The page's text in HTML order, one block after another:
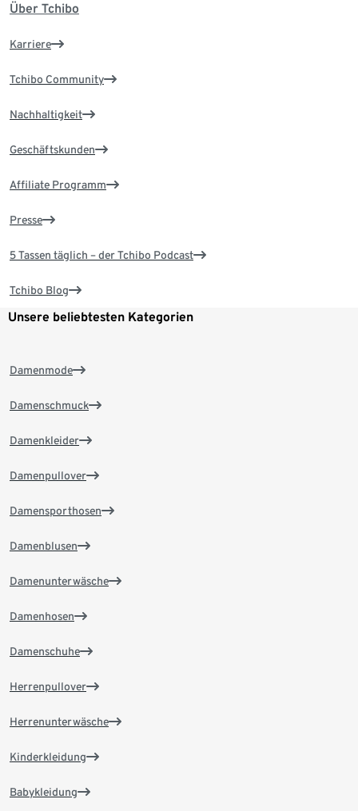
Über Tchibo
Karriere
Tchibo Community
Nachhaltigkeit
Geschäftskunden
Affiliate Programm
Presse
5 Tassen täglich – der Tchibo Podcast
Tchibo Blog
Unsere beliebtesten Kategorien
Damenmode
Damenschmuck
Damenkleider
Damenpullover
Damensporthosen
Damenblusen
Damenunterwäsche
Damenhosen
Damenschuhe
Herrenpullover
Herrenunterwäsche
Kinderkleidung
Babykleidung